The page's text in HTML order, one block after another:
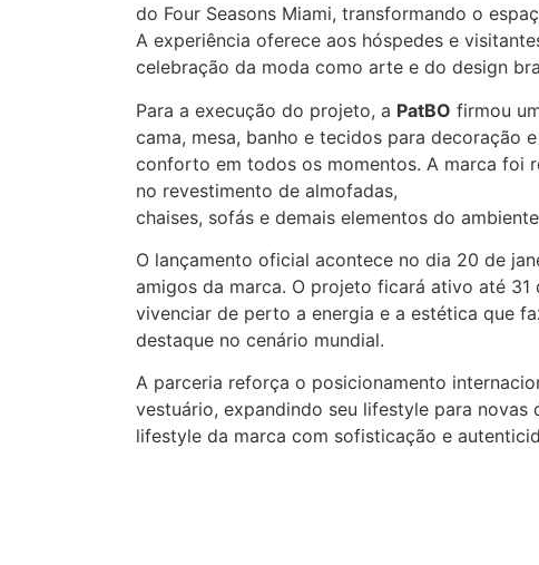
do Four Seasons Miami, transformando o
A experiência oferece aos hóspedes e
celebração da moda como arte e do design
Para a execução do projeto, a PatBO firmou
cama, mesa, banho e tecidos para decoração
conforto em todos os momentos. A marca foi
no revestimento de almofadas,
chaises, sofás e demais elementos do
O lançamento oficial acontece no dia 20 de
amigos da marca. O projeto ficará ativo até
vivenciar de perto a energia e a estética que
destaque no cenário mundial.
A parceria reforça o posicionamento
vestuário, expandindo seu lifestyle para
lifestyle da marca com sofisticação e